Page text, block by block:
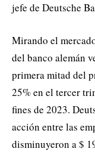
jefe de Deutsche
Mirando el
del banco alemán
primera mitad del
25% en el tercer
fines de 2023.
acción entre las
disminuyeron a $